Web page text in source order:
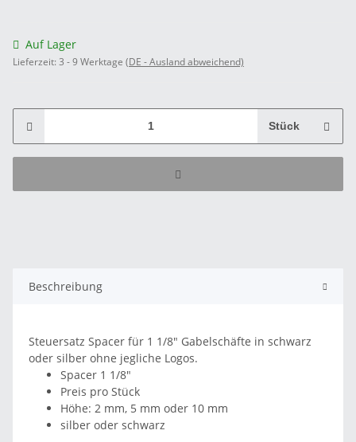
Auf Lager
Lieferzeit: 3 - 9 Werktage (DE - Ausland abweichend)
Stück
Beschreibung
Steuersatz Spacer für 1 1/8" Gabelschäfte in schwarz
oder silber ohne jegliche Logos.
Spacer 1 1/8"
Preis pro Stück
Höhe: 2 mm, 5 mm oder 10 mm
silber oder schwarz